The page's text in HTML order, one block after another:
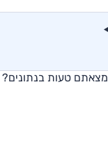
מצאתם טעות בנתונים?